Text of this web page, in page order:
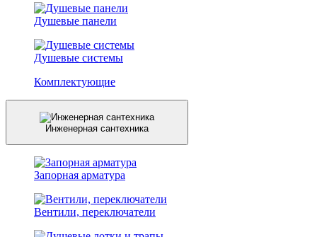
Душевые панели
Душевые системы
Комплектующие
Инженерная сантехника
Запорная арматура
Вентили, переключатели